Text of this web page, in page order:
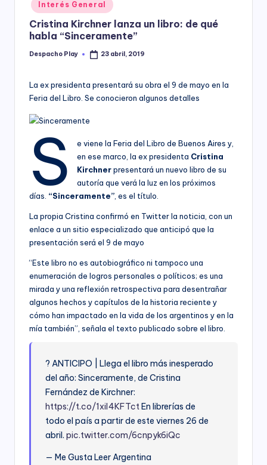
y
in
Interés General
Cristina Kirchner lanza un libro: de qué
habla “Sinceramente”
Posted
Despacho Play 23 abril, 2019
La ex presidenta presentará su obra el 9 de mayo en la
Feria del Libro. Se conocieron algunos detalles
S
e viene la Feria del Libro de Buenos Aires y,
en ese marco, la ex presidenta Cristina
Kirchnerpresentará un nuevo libro de su
autoría que verá la luz en los próximos
días. “Sinceramente” , es el título.
La propia Cristina confirmó en Twitter la noticia, con un
enlace a un sitio especializado que anticipó que la
presentación será el 9 de mayo
“Este libro no es autobiográfico ni tampoco una
enumeración de logros personales o políticos; es una
mirada y una reflexión retrospectiva para desentrañar
algunos hechos y capítulos de la historia reciente y
cómo han impactado en la vida de los argentinos y en la
mía también”, señala el texto publicado sobre el libro.
? ANTICIPO | Llega el libro más inesperado
del año: Sinceramente, de Cristina
Fernández de Kirchner:
https://t.co/1xil4KFTctEn librerías de
todo el país a partir de este viernes 26 de
abril.pic.twitter.com/6cnpyk6iQc
— Me Gusta Leer Argentina